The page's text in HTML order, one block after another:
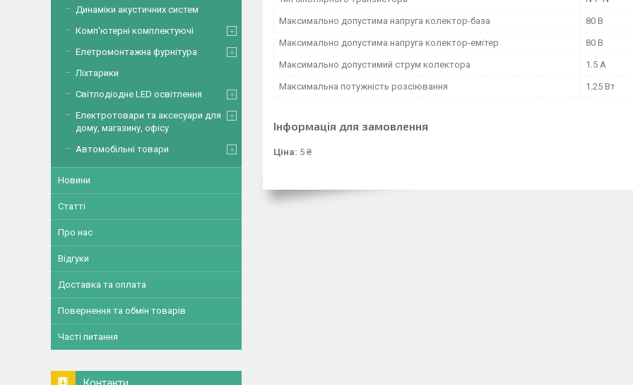
Максимально допустима напруга колектор-база 80 В
Максимально допустима напруга колектор-емітер 80 В
Максимально допустимий струм колектора 1.5 А
Максимальна потужність розсіювання 1.25 Вт
Інформація для замовлення
Ціна: 5 ₴
Динаміки акустичних систем
Комп'ютерні комплектуючі
Елетромонтажна фурнітура
Ліхтарики
Світлодіодне LED освітлення
Електротовари та аксесуари для
дому, магазину, офісу
Автомобільні товари
Новини
Статті
Про нас
Відгуки
Доставка та оплата
Повернення та обмін товарів
Часті питання
Контакти